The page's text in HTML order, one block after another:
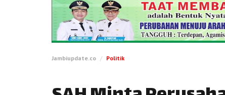
Jambiupdate.co Politik